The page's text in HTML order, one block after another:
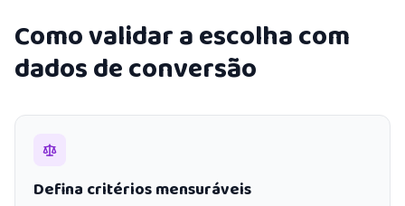
Como validar a escolha com
dados de conversão
Defina critérios mensuráveis